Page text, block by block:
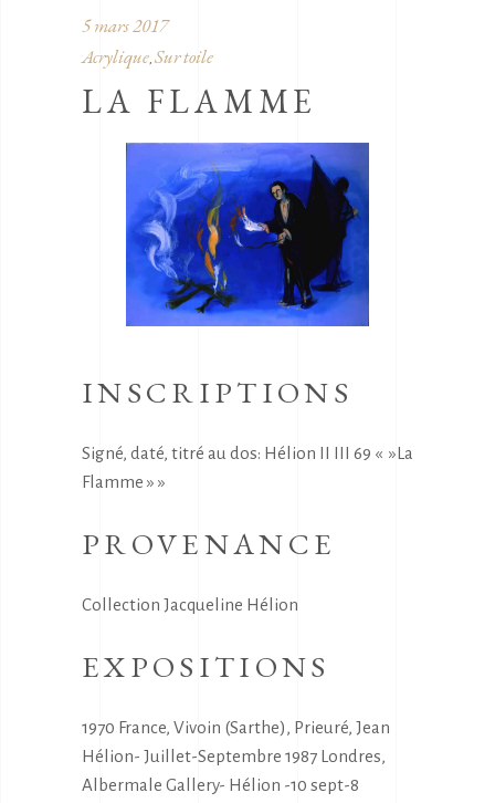
5 mars 2017
Acrylique, Sur toile
LA FLAMME
INSCRIPTIONS
Signé, daté, titré au dos: Hélion II III 69 « »La
Flamme » »
PROVENANCE
Collection Jacqueline Hélion
EXPOSITIONS
1970 France, Vivoin (Sarthe), Prieuré, Jean
Hélion- Juillet-Septembre 1987 Londres,
Albermale Gallery- Hélion -10 sept-8